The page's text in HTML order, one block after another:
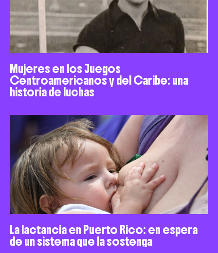
Mujeres en los Juegos
Centroamericanos y del Caribe: una
historia de luchas
La lactancia en Puerto Rico: en espera
de un sistema que la sostenga